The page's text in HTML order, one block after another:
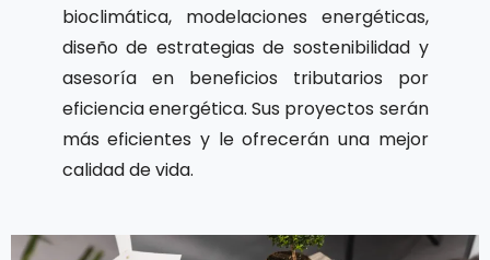
bioclimática, modelaciones energéticas,
diseño de estrategias de sostenibilidad y
asesoría en beneficios tributarios por
eficiencia energética. Sus proyectos serán
más eficientes y le ofrecerán una mejor
calidad de vida.